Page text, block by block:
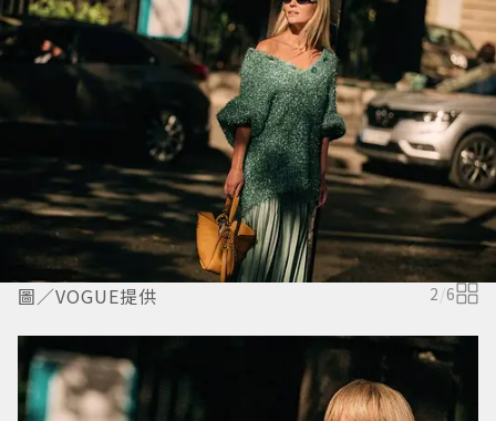
圖／VOGUE提供 2/6